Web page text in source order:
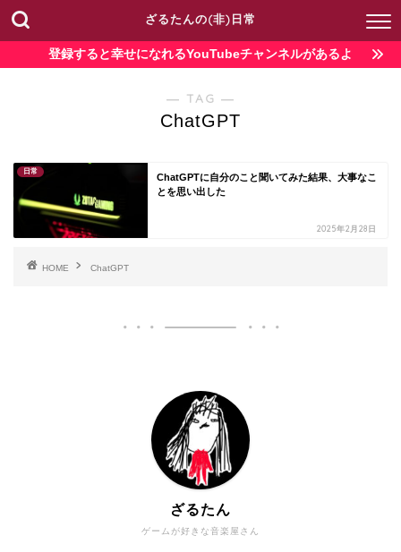
ざるたんの(非)日常
登録すると幸せになれるYouTubeチャンネルがあるよ
― TAG ―
ChatGPT
日常
ChatGPTに自分のこと聞いてみた結果、大事なこ
とを思い出した
2025年2月28日
HOME ChatGPT
ゲームが好きな音楽屋さん
ざるたん